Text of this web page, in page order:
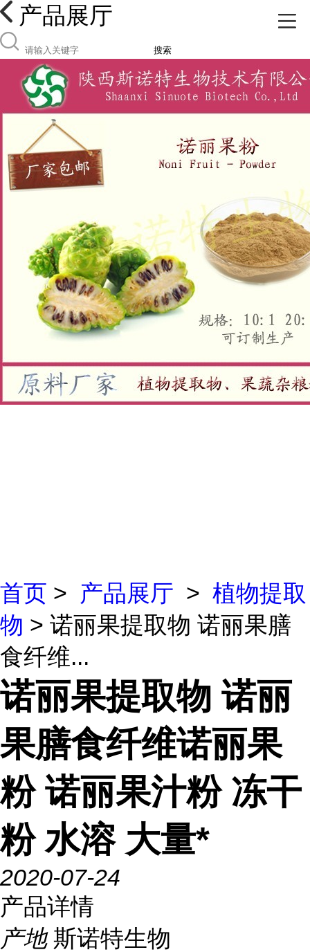
产品展厅
搜索
首页 > 产品展厅 > 植物提取
物 > 诺丽果提取物 诺丽果膳
食纤维...
诺丽果提取物 诺丽
果膳食纤维诺丽果
粉 诺丽果汁粉 冻干
粉 水溶 大量*
2020-07-24
产品详情
产地 斯诺特生物